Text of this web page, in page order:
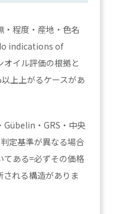
・程度・産地・色名
indications of
イル評価の根拠と
上上がるケースがあ
Gübelin・GRS・中央
定基準が異なる場合
てある=必ずその価格
れる構造がありま